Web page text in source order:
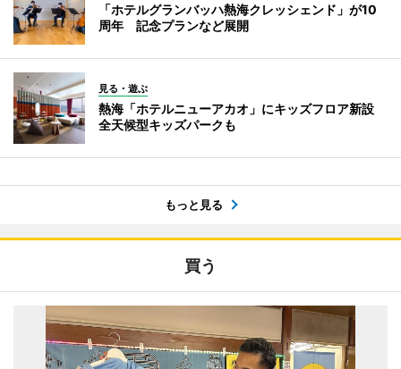
「ホテルグランバッハ熱海クレッシェンド」が10
周年 記念プランなど展開
見る・遊ぶ
熱海「ホテルニューアカオ」にキッズフロア新設
全天候型キッズパークも
もっと見る
買う